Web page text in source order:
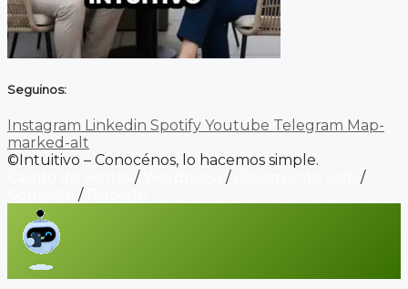
Seguinos:
Instagram Linkedin Spotify Youtube Telegram Map-
marked-alt
©Intuitivo – Conocénos, lo hacemos simple.
/ /
/
/